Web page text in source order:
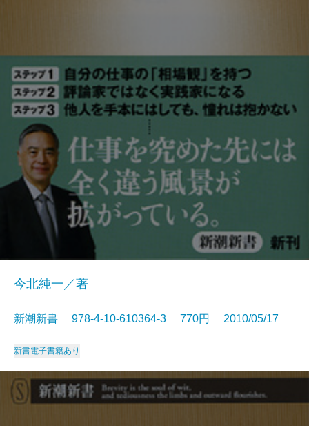
今北純一／著
新潮新書 978-4-10-610364-3 770円 2010/05/17
新書電子書籍あり